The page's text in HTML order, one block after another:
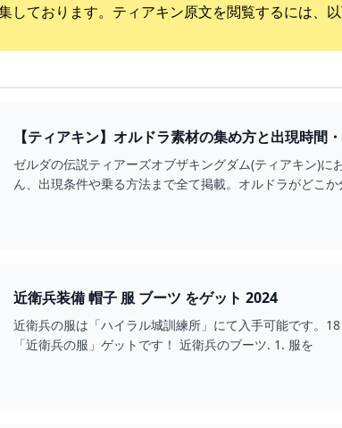
しております。 ティアキン原文を閲覧するには、
ゼルダの伝説ティアーズオブザキングダム(ティアキン)
ん、出現条件や乗る方法まで全て掲載。オルドラがどこ
近衛兵装備 帽子 服 ブーツ をゲット 2024
近衛兵の服は「ハイラル城訓練所」にて入手可能です。
「近衛兵の服」ゲットです！ 近衛兵のブーツ. 1. 服を